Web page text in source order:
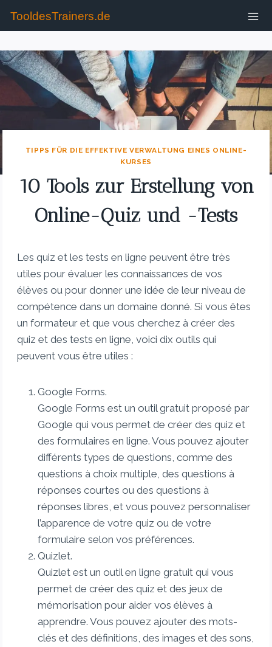
TooldesTrainers.de
TIPPS FÜR DIE EFFEKTIVE VERWALTUNG EINES ONLINE-
KURSES
10 Tools zur Erstellung von
Online-Quiz und -Tests
Les quiz et les tests en ligne peuvent être très
utiles pour évaluer les connaissances de vos
élèves ou pour donner une idée de leur niveau de
compétence dans un domaine donné. Si vous êtes
un formateur et que vous cherchez à créer des
quiz et des tests en ligne, voici dix outils qui
peuvent vous être utiles :
Google Forms.
Google Forms est un outil gratuit proposé par
Google qui vous permet de créer des quiz et
des formulaires en ligne. Vous pouvez ajouter
différents types de questions, comme des
questions à choix multiple, des questions à
réponses courtes ou des questions à
réponses libres, et vous pouvez personnaliser
l’apparence de votre quiz ou de votre
formulaire selon vos préférences.
Quizlet.
Quizlet est un outil en ligne gratuit qui vous
permet de créer des quiz et des jeux de
mémorisation pour aider vos élèves à
apprendre. Vous pouvez ajouter des mots-
clés et des définitions, des images et des sons,